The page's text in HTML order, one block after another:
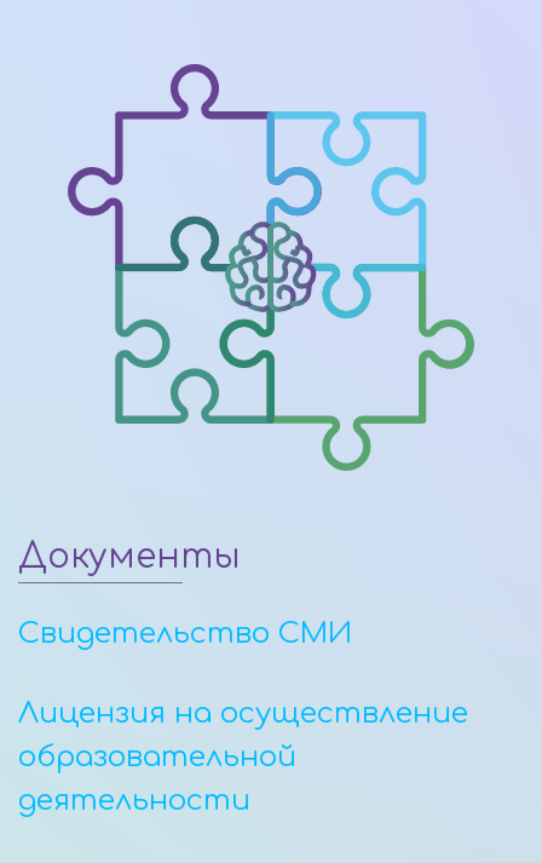
Документы
Свидетельство СМИ
Лицензия на осуществление
образовательной
деятельности